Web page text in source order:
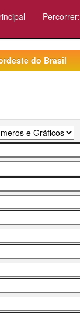
Percorrer:
do Brasil